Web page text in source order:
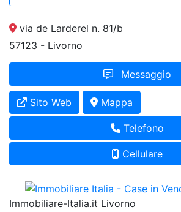
via de Larderel n. 81/b
57123 - Livorno
Messaggio
Sito Web Mappa
Telefono
Cellulare
Immobiliare-Italia.it Livorno